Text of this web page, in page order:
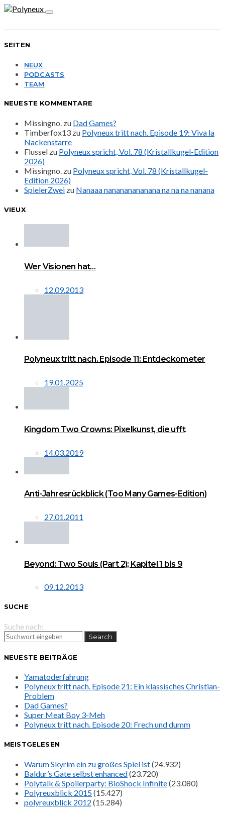
SEITEN
NEUX
PODCASTS
TEAM
NEUESTE KOMMENTARE
Missingno. zu Dad Games?
Timberfox13 zu Polyneux tritt nach. Episode 19: Viva la
Nackenstarre
Flussel zu Polyneux spricht, Vol. 78 (Kristallkugel-Edition
2026)
Missingno. zu Polyneux spricht, Vol. 78 (Kristallkugel-
Edition 2026)
SpielerZwei zu Nanaaa nanananananana na na na nanana
VIEUX
Wer Visionen hat…
12.09.2013
Polyneux tritt nach. Episode 11: Entdeckometer
19.01.2025
Kingdom Two Crowns: Pixelkunst, die ufft
14.03.2019
Anti-Jahresrückblick (Too Many Games-Edition)
27.01.2011
Beyond: Two Souls (Part 2); Kapitel 1 bis 9
09.12.2013
SUCHE
Suche nach:
Search
NEUESTE BEITRÄGE
Yamatoderfahrung
Polyneux tritt nach. Episode 21: Ein klassisches Christian-
Problem
Dad Games?
Super Meat Boy 3-Meh
Polyneux tritt nach. Episode 20: Frech und dumm
MEISTGELESEN
Warum Skyrim ein zu großes Spiel ist(24.932)
Baldur’s Gate selbst enhanced(23.720)
Polytalk & Spoilerparty: BioShock Infinite(23.080)
Polyreuxblick 2015(15.427)
polyreuxblick 2012 (15.284)